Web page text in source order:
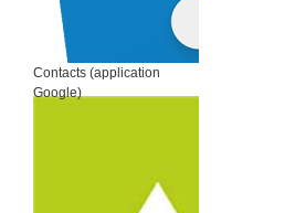
Contacts (application
Google)